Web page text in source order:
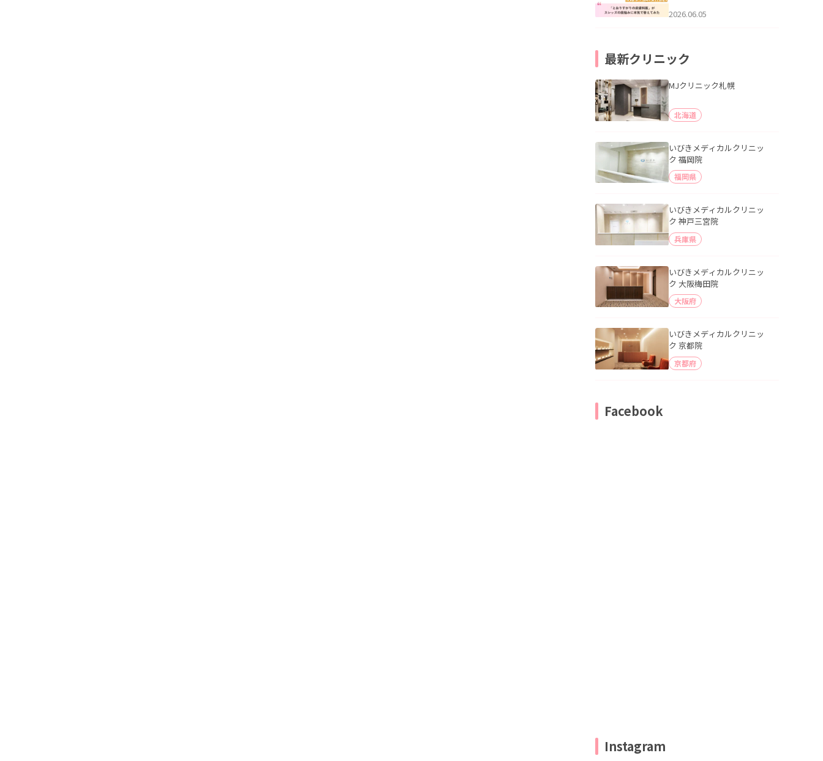
ッズの肌悩みに本気で答え
2026.06.05
最新クリニック
MJクリニック札幌
北海道
いびきメディカルクリニッ
ク 福岡院
福岡県
いびきメディカルクリニッ
ク 神戸三宮院
兵庫県
いびきメディカルクリニッ
ク 大阪梅田院
大阪府
いびきメディカルクリニッ
ク 京都院
京都府
Facebook
Instagram